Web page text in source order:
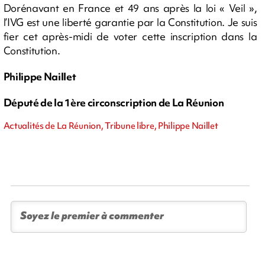
Dorénavant en France et 49 ans après la loi « Veil »,
l’IVG est une liberté garantie par la Constitution. Je suis
fier cet après-midi de voter cette inscription dans la
Constitution.
Philippe Naillet
Député de la 1ère circonscription de La Réunion
Actualités de La Réunion, Tribune libre, Philippe Naillet